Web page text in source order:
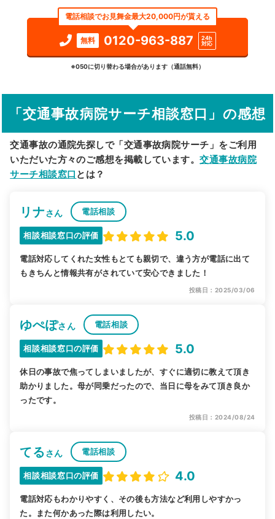
検索する
詳細条件で絞り込む
駅から探す 院名から探す
電話相談でお見舞金最大20,000円が貰える
無料 0120-963-887
24h
対応
※050に切り替わる場合があります（通話無料）
「交通事故病院サーチ相談窓口」の感想
交通事故の通院先探しで「交通事故病院サーチ」をご利用
いただいた方々のご感想を掲載しています。交通事故病院
サーチ相談窓口 とは？
リナさん 電話相談
相談相談窓口の評価 5.0
電話対応してくれた女性もとても親切で、違う方が電話に出て
もきちんと情報共有がされていて安心できました！
投稿日：2025/03/06
ゆぺぽさん 電話相談
相談相談窓口の評価 5.0
休日の事故で焦ってしまいましたが、すぐに適切に教えて頂き
助かりました。母が同乗だったので、当日に母をみて頂き良か
ったです。
投稿日：2024/08/24
てるさん 電話相談
相談相談窓口の評価 4.0
電話対応もわかりやすく、その後も方法など利用しやすかっ
た。また何かあった際は利用したい。